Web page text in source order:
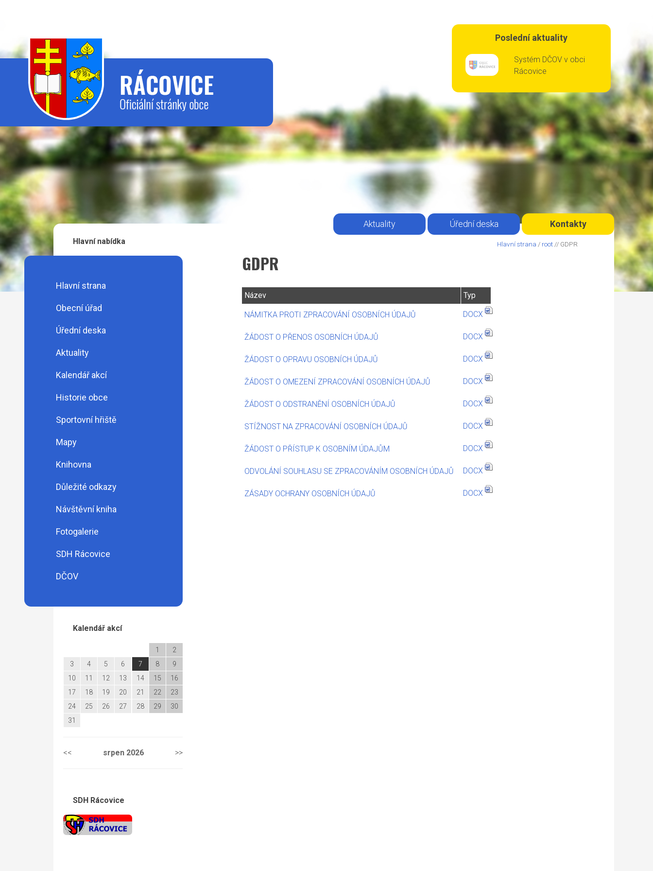
Poslední aktuality
Systém DČOV v obci
Rácovice
Hlavní nabídka
Hlavní strana
Obecní úřad
Úřední deska
Aktuality
Kalendář akcí
Historie obce
Sportovní hřiště
Mapy
Knihovna
Důležité odkazy
Návštěvní kniha
Fotogalerie
SDH Rácovice
DČOV
Kalendář akcí
1
2
3
4 5 6 7 8
9
10
11 12 13 14 15
16
17
18 19 20 21 22
23
24
25 26 27 28 29
30
31
<< srpen 2026 >>
SDH Rácovice
Hlavní strana / root // GDPR
GDPR
Název Typ
NÁMITKA PROTI ZPRACOVÁNÍ OSOBNÍCH ÚDAJŮ DOCX
ŽÁDOST O PŘENOS OSOBNÍCH ÚDAJŮ DOCX
ŽÁDOST O OPRAVU OSOBNÍCH ÚDAJŮ DOCX
ŽÁDOST O OMEZENÍ ZPRACOVÁNÍ OSOBNÍCH ÚDAJŮ DOCX
ŽÁDOST O ODSTRANĚNÍ OSOBNÍCH ÚDAJŮ DOCX
STÍŽNOST NA ZPRACOVÁNÍ OSOBNÍCH ÚDAJŮ DOCX
ŽÁDOST O PŘÍSTUP K OSOBNÍM ÚDAJŮM DOCX
ODVOLÁNÍ SOUHLASU SE ZPRACOVÁNÍM OSOBNÍCH ÚDAJŮ DOCX
ZÁSADY OCHRANY OSOBNÍCH ÚDAJŮ DOCX
Aktuality Úřední deska Kontakty